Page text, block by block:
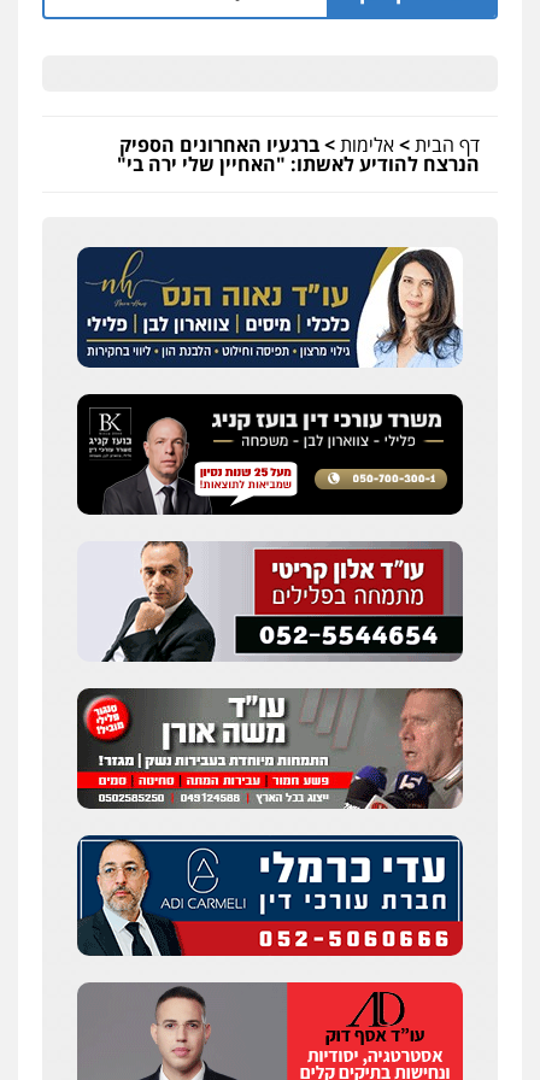
דף הבית>אלימות>ברגעיו האחרונים הספיק
הנרצח להודיע לאשתו: "האחיין שלי ירה בי"